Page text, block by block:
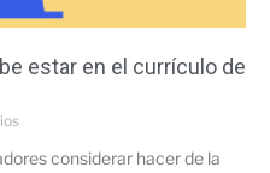
estar en el currículo de
considerar hacer de la